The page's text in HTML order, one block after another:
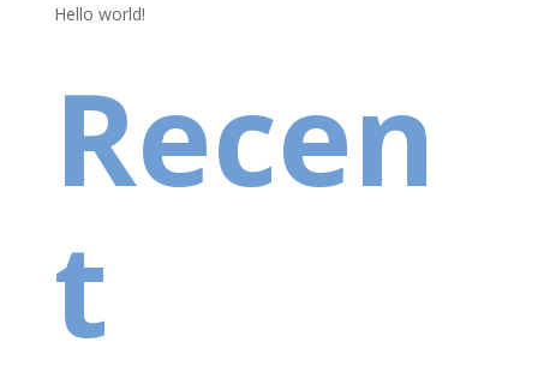
Hello world!
Recen
t